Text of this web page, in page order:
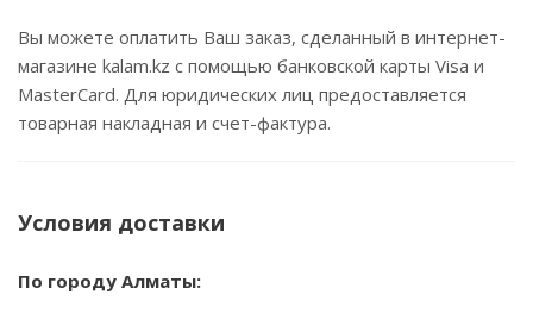
Вы можете оплатить Ваш заказ, сделанный в интернет-
магазине kalam.kz с помощью банковской карты Visa и
MasterCard. Для юридических лиц предоставляется
товарная накладная и счет-фактура.
Условия доставки
По городу Алматы: